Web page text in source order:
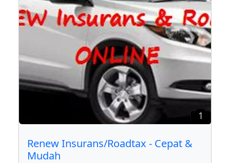
1
Renew Insurans/Roadtax - Cepat &
Mudah